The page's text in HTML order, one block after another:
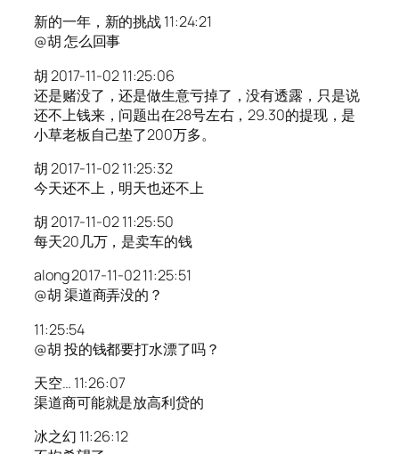
新的一年，新的挑战 11:24:21
@胡 怎么回事
胡 2017-11-02 11:25:06
还是赌没了，还是做生意亏掉了，没有透露，只是说
还不上钱来，问题出在28号左右，29.30的提现，是
小草老板自己垫了200万多。
胡 2017-11-02 11:25:32
今天还不上，明天也还不上
胡 2017-11-02 11:25:50
每天20几万，是卖车的钱
along 2017-11-02 11:25:51
@胡 渠道商弄没的？
11:25:54
@胡 投的钱都要打水漂了吗？
天空… 11:26:07
渠道商可能就是放高利贷的
冰之幻 11:26:12